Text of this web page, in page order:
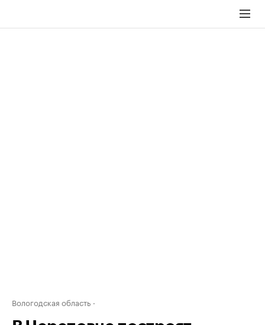
Вологодская область